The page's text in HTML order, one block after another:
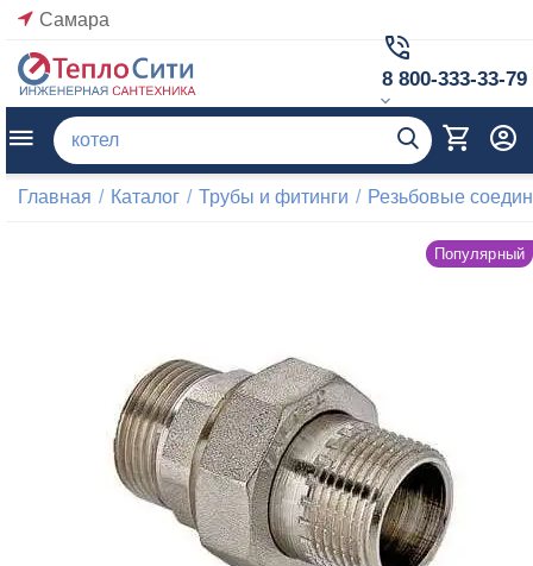
Самара
8 800-333-33-79
Главная / Каталог / Трубы и фитинги / Резьбовые
Популярный